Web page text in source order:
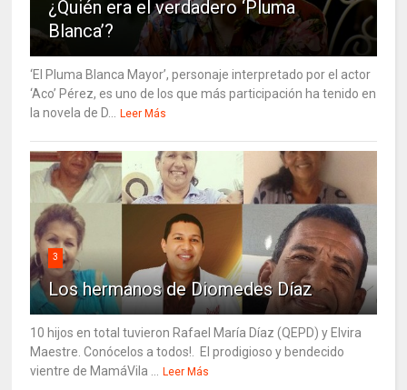
¿Quién era el verdadero ‘Pluma
Blanca’?
‘El Pluma Blanca Mayor’, personaje interpretado por el actor
‘Aco’ Pérez, es uno de los que más participación ha tenido en
la novela de D...
Leer Más
3
Los hermanos de Diomedes Díaz
10 hijos en total tuvieron Rafael María Díaz (QEPD) y Elvira
Maestre. Conócelos a todos!. El prodigioso y bendecido
vientre de MamáVila ...
Leer Más